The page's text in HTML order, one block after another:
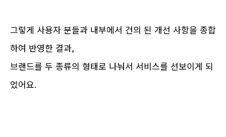
그렇게 사용자 분들과 내부에서 건의 된 개선 사항을 종합
하여 반영한 결과,
브랜드를 두 종류의 형태로 나눠서 서비스를 선보이게 되
었어요.